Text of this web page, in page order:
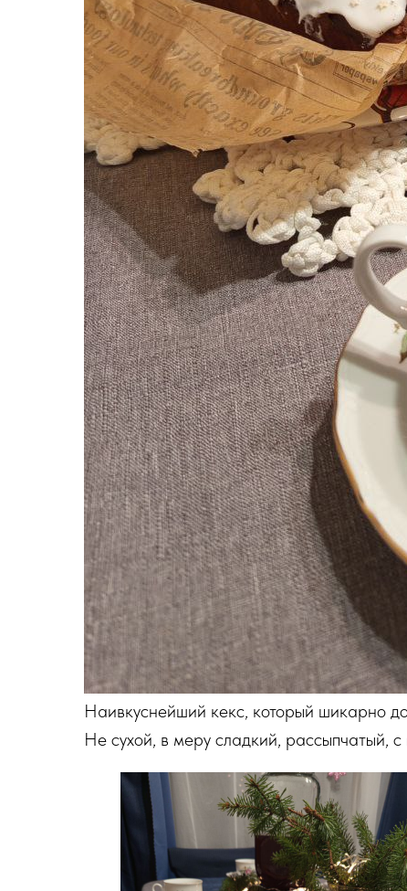
Наивкуснейший кекс, который шикарно
Не сухой, в меру сладкий, рассыпчатый,